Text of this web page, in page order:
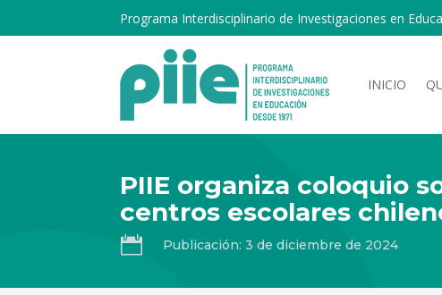
Programa Interdisciplinario de Investigaciones en
INICIO
PIIE organiza coloquio
centros escolares
 Publicación: 3 de diciembre de 2024